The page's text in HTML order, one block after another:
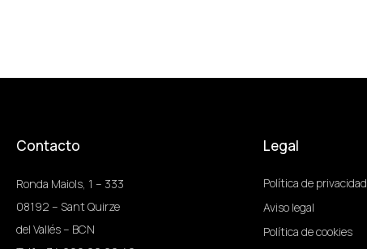
Contacto
Ronda Maiols, 1 – 333
08192 – Sant Quirze
del Vallés – BCN
Legal
Política de privacidad
Aviso legal
Política de cookies